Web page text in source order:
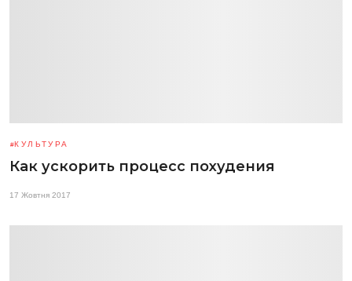
КУЛЬТУРА
Как ускорить процесс похудения
17 Жовтня 2017